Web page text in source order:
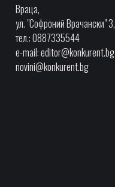
Враца,
ул. "Софроний Врачански" 3,
тел.: 0887335544
e-mail:editor@konkurent.bg
novini@konkurent.bg